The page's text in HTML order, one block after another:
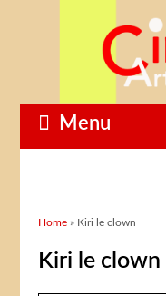
Menu
You are here
Home » Kiri le clown
Kiri le clown